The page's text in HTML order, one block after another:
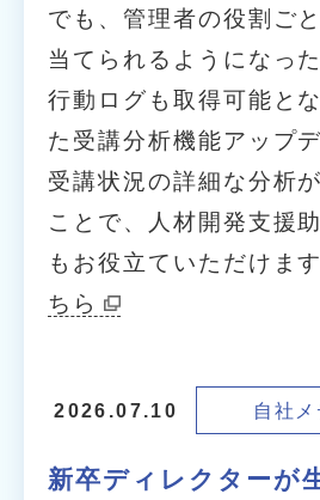
でも、管理者の役割ご
当てられるようになっ
行動ログも取得可能と
た受講分析機能アップ
受講状況の詳細な分析
ことで、人材開発支援
もお役立ていただけま
ちら
2026.07.10 自社
新卒ディレクターが